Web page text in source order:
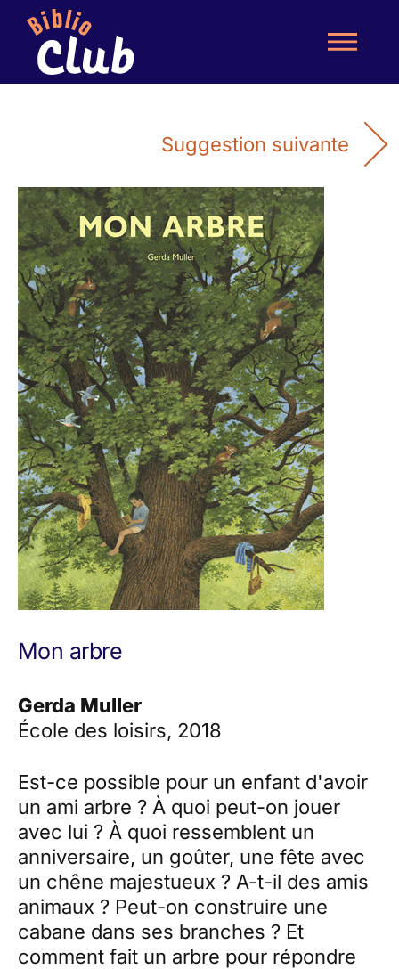
Mon arbre
Gerda Muller
École des loisirs, 2018
Est-ce possible pour un enfant d'avoir
un ami arbre ? À quoi peut-on jouer
avec lui ? À quoi ressemblent un
anniversaire, un goûter, une fête avec
un chêne majestueux ? A-t-il des amis
animaux ? Peut-on construire une
cabane dans ses branches ? Et
comment fait un arbre pour répondre
Suggestion suivante